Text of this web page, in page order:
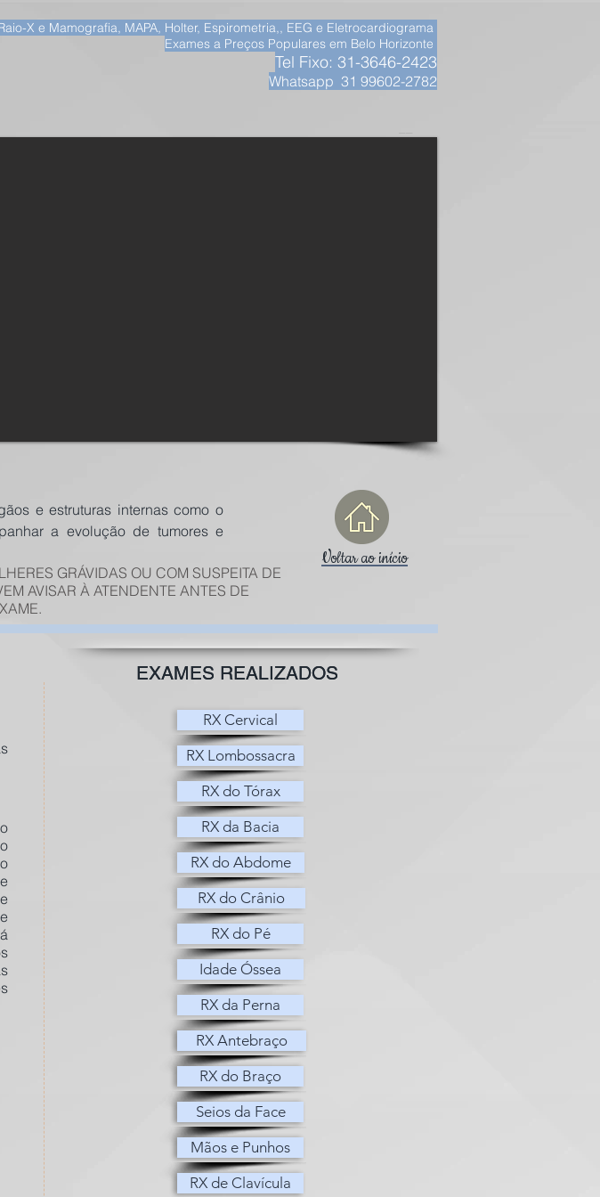
X e Mamografia, MAPA, Holter, Espirometria,, EEG e Eletrocardiograma
Exames a Preços Populares em Belo Horizonte
Tel Fixo: 31-3646-2423
Whatsapp 31 99602-2782
e estruturas internas como o
a evolução de tumores e
Voltar ao início
GRÁVIDAS OU COM SUSPEITA DE
AVISAR À ATENDENTE ANTES DE
EXAMES REALIZADOS
EXAMES REALIZADOS
RX Cervical
RX Lombossacra
RX do Tórax
RX da Bacia
RX do Abdome
RX do Crânio
RX do Pé
Idade Óssea
RX da Perna
RX Antebraço
RX Antebraço
RX do Braço
RX do Braço
Seios da Face
Seios da Face
Mãos e Punhos
Mãos e Punhos
RX de Clavícula
RX de Clavícula